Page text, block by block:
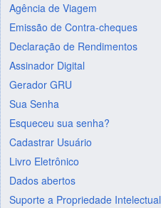
Agência de Viagem
Emissão de Contra-cheques
Declaração de Rendimentos
Assinador Digital
Gerador GRU
Sua Senha
Esqueceu sua senha?
Cadastrar Usuário
Livro Eletrônico
Dados abertos
Suporte a Propriedade Intelectual